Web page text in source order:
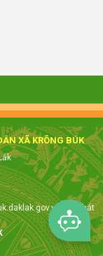
XÃ KRÔNG BÚK
khi phát